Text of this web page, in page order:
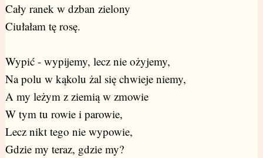
Cały ranek w dzban zielony
Ciułałam tę rosę.
Wypić - wypijemy, lecz nie ożyjemy,
Na polu w kąkolu żal się chwieje niemy,
A my leżym z ziemią w zmowie
W tym tu rowie i parowie,
Lecz nikt tego nie wypowie,
Gdzie my teraz, gdzie my?